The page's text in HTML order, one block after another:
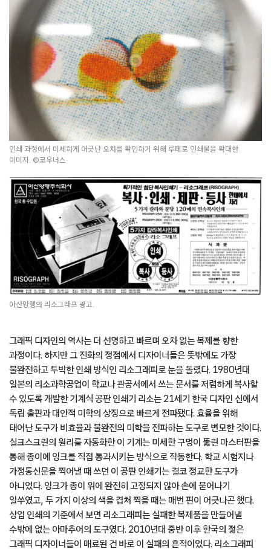
인쇄 과정에서 미세하게 어긋난 오차를 확인하기 위해 루페로 인쇄물을 확대한
이미지. ©코우너스
아산양행의 리소그래프 광고.
그래픽 디자인의 역사는 더 선명하고 빠르며 오차 없는 복제를 향한
과정이다. 하지만 그 진화의 정점에서 디자이너들은 뜻밖에도 가장
불완전하고 투박한 인쇄 방식인 리소그래피로 눈을 돌렸다. 1980년대
일본의 리소과학공업이 학교나 관공서에서 쓰는 문서를 저렴하게 복사할
수 있도록 개발한 기계식 공판 인쇄기 리소는 21세기 한국 디자인 신에서
독립 출판과 대안적 미학의 상징으로 빠르게 전파됐다. 효율을 위해
태어난 도구가 비효율과 불완전의 미학을 전파하는 도구로 변모한 것이다.
실크스크린의 원리를 자동화한 이 기계는 미세한 구멍이 뚫린 마스터판을
통해 종이에 잉크를 직접 통과시키는 방식으로 작동한다. 학교 시험지나
가정통신문을 찍어낼 때 쓰던 이 공판 인쇄기는 결코 정교한 도구가
아니었다. 잉크가 종이 위에 완전히 고정되지 않아 손에 묻어나기
일쑤였고, 두 가지 이상의 색을 겹쳐 찍을 때는 매번 핀이 어긋나곤 했다.
상업 인쇄의 기준에서 보면 리소그래피는 실패한 복제품을 만들어낼
수밖에 없는 아마추어의 도구였다. 2010년대 중반 이후 한국의 젊은
그래픽 디자이너들이 매료된 건 바로 이 실패의 흔적이었다. 리소그래피